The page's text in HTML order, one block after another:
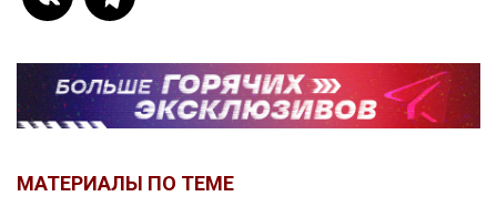
МАТЕРИАЛЫ ПО ТЕМЕ